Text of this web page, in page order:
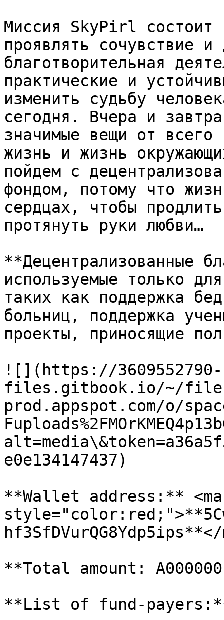
Миссия SkyPirl
проявлять сочувствие
благотворительная
практические и
изменить судьбу
сегодня. Вчера и
значимые вещи от
жизнь и жизнь
пойдем с
фондом, потому что
сердцах, чтобы
протянуть руки любви…
**Децентрализованные
используемые только
таких как поддержка
больниц, поддержка
проекты, приносящие
​![](https://3609552790-
files.gitbook.io/~/
prod.appspot.com/o/
e0e134147437)​
**Wallet address:**
**Total amount:
**List of fund-